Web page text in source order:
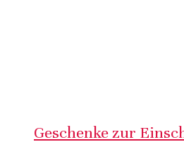
Geschenke zur